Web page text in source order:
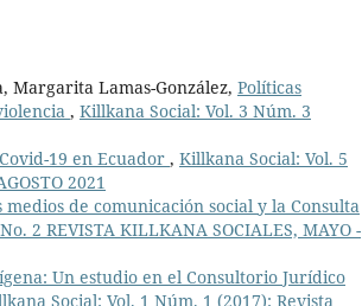
Margarita Lamas-González, Políticas
, Killkana Social: Vol. 3 Núm. 3
19 en Ecuador , Killkana Social: Vol. 5
2021
medios de comunicación social y la Consulta
2 REVISTA KILLKANA SOCIALES, MAYO -
Un estudio en el Consultorio Jurídico
Social: Vol. 1 Núm. 1 (2017): Revista